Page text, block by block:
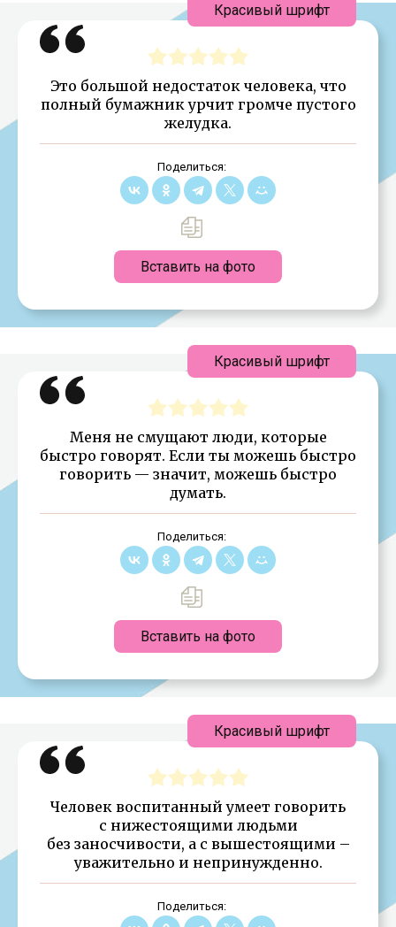
Это большой недостаток человека, что
полный бумажник урчит громче пустого
желудка.
Поделиться:
Вставить на фото
Красивый шрифт
Меня не смущают люди, которые
быстро говорят. Если ты можешь быстро
говорить — значит, можешь быстро
думать.
Поделиться:
Вставить на фото
Красивый шрифт
Человек воспитанный умеет говорить
с нижестоящими людьми
без заносчивости, а с вышестоящими –
уважительно и непринужденно.
Поделиться:
Красивый шрифт